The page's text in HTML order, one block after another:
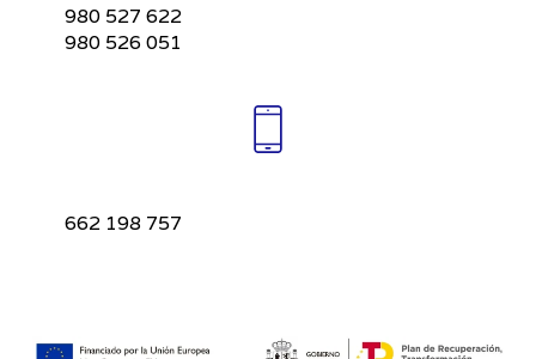
980 527 622
980 526 051
662 198 757